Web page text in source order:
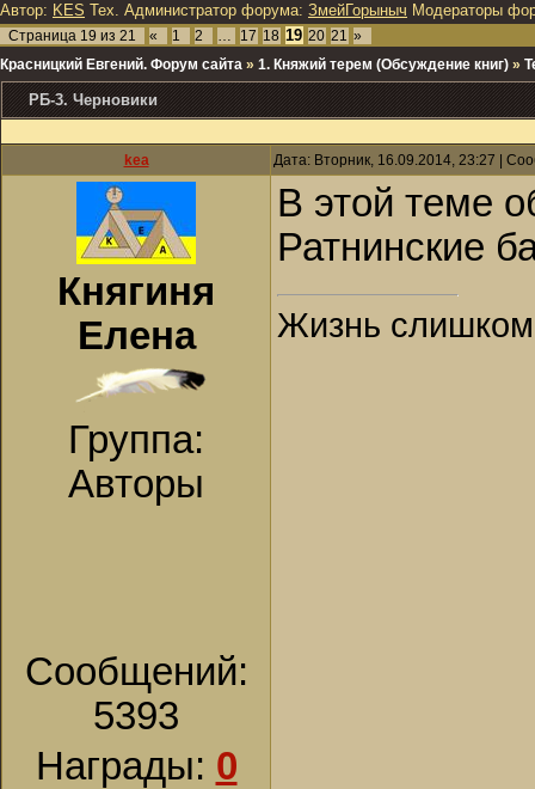
Автор: KES Тех. Администратор форума: ЗмейГорыныч Модераторы
Страница 19 из 21 « 1 2 … 17 18 19 20 21 »
Красницкий Евгений. Форум сайта » 1. Княжий терем (Обсуждение книг) »
РБ-3. Черновики
kea Дата: Вторник, 16.09.2014, 23:27 |
Княгиня
Елена
Группа:
Авторы
Сообщений:
5393
Награды: 0
В этой теме
Ратнинские
Жизнь слишком